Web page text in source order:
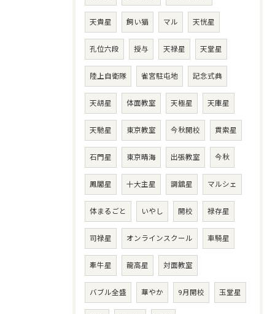
天貴星 飼い猫 マル 天恍星
孔位六段 授与 天禄星 天堂星
陸上自衛隊 雀宮駐屯地 記念式典
天胡星 体面教室 天極星 天庫星
天馳星 東京教室 今秋開校 貫索星
石門星 東京晴海 出張教室 今秋
鳳閣星 十大主星 調舘星 マルシェ
体まるごと いやし 開校 禄存星
司禄星 オンラインスクール 車騎星
牽牛星 龍高星 対面教室
バブル全盛 華やか 9月開校 玉堂星